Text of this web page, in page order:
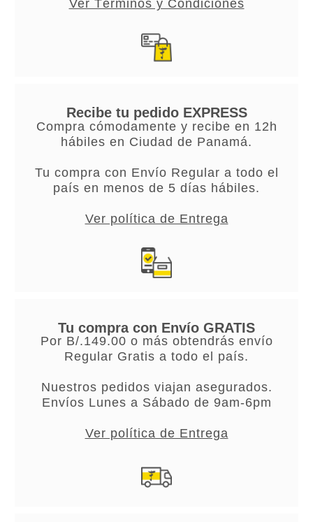
Ver Términos y Condiciones
Recibe tu pedido EXPRESS
Compra cómodamente y recibe en 12h
hábiles en Ciudad de Panamá.
Tu compra con Envío Regular a todo el
país en menos de 5 días hábiles.
Ver política de Entrega
Tu compra con Envío GRATIS
Por B/.149.00 o más obtendrás envío
Regular Gratis a todo el país.
Nuestros pedidos viajan asegurados.
Envíos Lunes a Sábado de 9am-6pm
Ver política de Entrega